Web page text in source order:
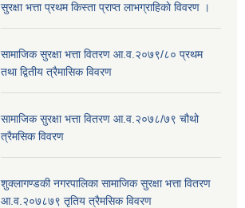
सुरक्षा भत्ता प्रथम किस्ता प्राप्त लाभग्राहिकाे विवरण ।
सामाजिक सुरक्षा भत्ता वितरण आ.व.२०७९/८० प्रथम
तथा द्वितीय त्रैमासिक विवरण
सामाजिक सुरक्षा भत्ता वितरण आ.व.२०७८/७९ चौथो
त्रैमसिक विवरण
शुक्लागण्डकी नगरपालिका सामाजिक सुरक्षा भत्ता वितरण
आ.व.२०७८७९ तृतिय त्रैमसिक विवरण